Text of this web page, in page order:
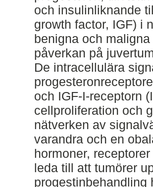
och insulinliknande
growth factor, IGF) i
benigna och
påverkan på
De intracellulära
och IGF-I-receptorn
cellproliferation och
nätverken av
varandra och en
hormoner,
leda till att tumörer
progestinbehandling